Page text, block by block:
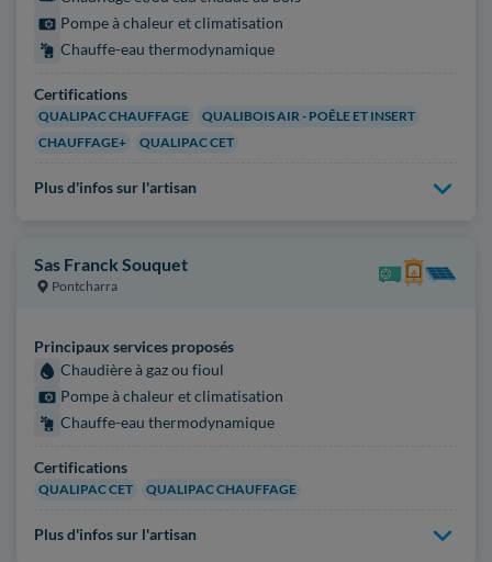
Pompe à chaleur et climatisation
Chauffe-eau thermodynamique
Certifications
QUALIPAC CHAUFFAGE
QUALIBOIS AIR - POÊLE ET INSERT
CHAUFFAGE+
QUALIPAC CET
Plus d'infos sur l'artisan
Sas Franck Souquet
Pontcharra
Principaux services proposés
Chaudière à gaz ou fioul
Pompe à chaleur et climatisation
Chauffe-eau thermodynamique
Certifications
QUALIPAC CET QUALIPAC CHAUFFAGE
Plus d'infos sur l'artisan